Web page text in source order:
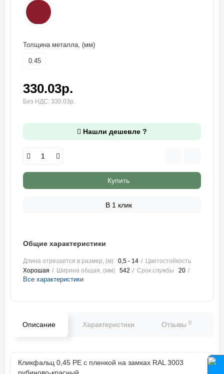
Толщина металла, (мм)
0.45
330.03р.
Без НДС: 330.03р.
Нашли дешевле ?
Купить
В 1 клик
Общие характеристики
Длина отрезается в размер, (м) 0,5 - 14
Цветостойкость
Хорошая
Ширина общая, (мм) 542 Срок службы 20
Все характеристики
Описание Характеристики Отзывы 0
Кликфальц 0,45 PE с пленкой на замках RAL 3003